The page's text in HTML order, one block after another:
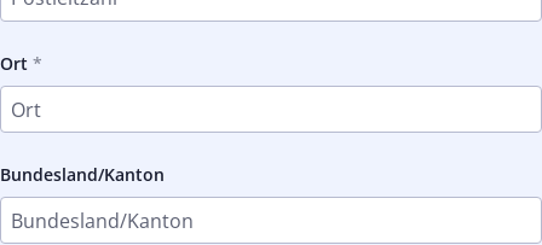
Ort
Bundesland/Kanton